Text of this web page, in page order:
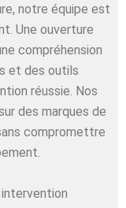
notre équipe est
Une ouverture
compréhension
et des outils
réussie. Nos
des marques de
compromettre